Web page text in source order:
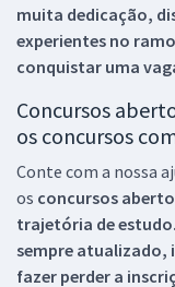
muita dedicação,
experientes no
conquistar uma
Concursos
os concursos
Conte com a nossa
os concursos
trajetória de
sempre atualizado,
fazer perder a